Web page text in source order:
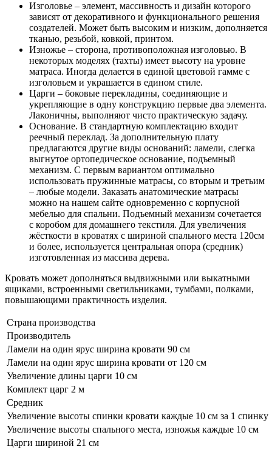
Изголовье – элемент, массивность и дизайн которого
зависят от декоративного и функционального решения
создателей. Может быть высоким и низким, дополняется
тканью, резьбой, ковкой, принтом.
Изножье – сторона, противоположная изголовью. В
некоторых моделях (тахты) имеет высоту на уровне
матраса. Иногда делается в единой цветовой гамме с
изголовьем и украшается в едином стиле.
Царги – боковые перекладины, соединяющие и
укрепляющие в одну конструкцию первые два элемента.
Лаконичны, выполняют чисто практическую задачу.
Основание. В стандартную комплектацию входит
реечный переклад. За дополнительную плату
предлагаются другие виды оснований: ламели, слегка
выгнутое ортопедическое основание, подъемный
механизм. С первым вариантом оптимально
использовать пружинные матрасы, со вторым и третьим
– любые модели. Заказать анатомические матрасы
можно на нашем сайте одновременно с корпусной
мебелью для спальни. Подъемный механизм сочетается
с коробом для домашнего текстиля. Для увеличения
жёсткости в кроватях с шириной спального места 120см
и более, используется центральная опора (средник)
изготовленная из массива дерева.
Кровать может дополняться выдвижными или выкатными
ящиками, встроенными светильниками, тумбами, полками,
повышающими практичность изделия.
Страна производства
Производитель
Ламели на один ярус ширина кровати 90 см
Ламели на один ярус ширина кровати от 120 см
Увеличение длины царги 10 см
Комплект царг 2 м
Средник
Увеличение высоты спинки кровати каждые 10 см за 1 спинку
Увеличение высоты спального места, изножья каждые 10 см
Царги шириной 21 см